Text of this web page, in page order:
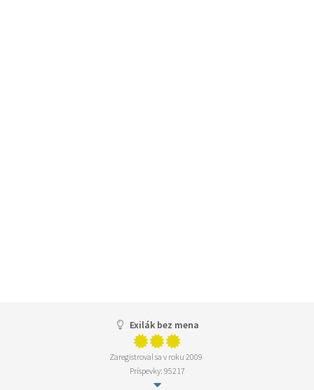
Exilák bez mena
Zaregistroval sa v roku 2009
Príspevky: 95217